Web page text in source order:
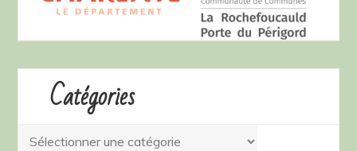
Catégories
Catégories